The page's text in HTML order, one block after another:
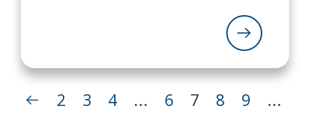
2 3 4 ... 6 7 8 9
...